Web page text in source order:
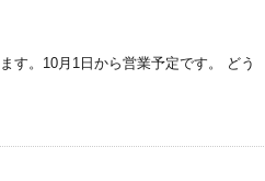
す。10月1日から営業予定です。 どう